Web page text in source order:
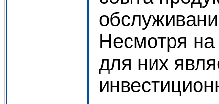
Несмотря
для них